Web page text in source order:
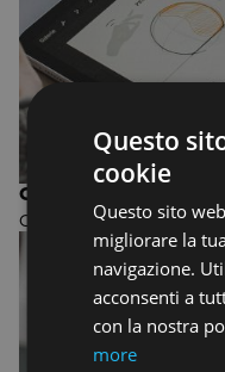
CORSO IN INTERIOR
Corso annuale di Design
Questo
cookie
Questo sito
migliorare la
navigazione.
acconsenti a
con la nostra
more